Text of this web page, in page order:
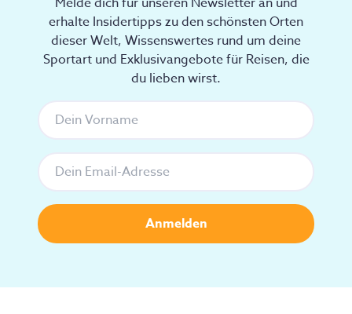
erhalte Insidertipps zu den schönsten Orten
dieser Welt, Wissenswertes rund um deine
Sportart und Exklusivangebote für Reisen, die
du lieben wirst.